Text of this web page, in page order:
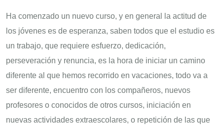
Ha comenzado un nuevo curso, y en general la actitud de
los jóvenes es de esperanza, saben todos que el estudio es
un trabajo, que requiere esfuerzo, dedicación,
perseveración y renuncia, es la hora de iniciar un camino
diferente al que hemos recorrido en vacaciones, todo va a
ser diferente, encuentro con los compañeros, nuevos
profesores o conocidos de otros cursos, iniciación en
nuevas actividades extraescolares, o repetición de las que